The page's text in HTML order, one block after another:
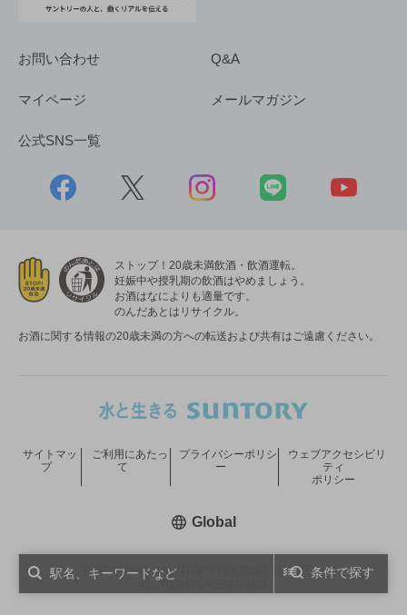
条件で探す
お問い合わせ Q&A
マイページ メールマガジン
公式SNS一覧
ストップ！20歳未満飲酒・飲酒運転。
妊娠中や授乳期の飲酒はやめましょう。
お酒はなによりも適量です。
のんだあとはリサイクル。
お酒に関する情報の20歳未満の方への転送および共有はご遠慮ください。
COPYRIGHT © SUNTORY HOLDINGS LIMITED.
サイトマッ
プ
ご利用にあたっ
て
プライバシーポリシ
ー
ウェブアクセシビリ
ティ
ポリシー
Global新しいウィンドウで開く